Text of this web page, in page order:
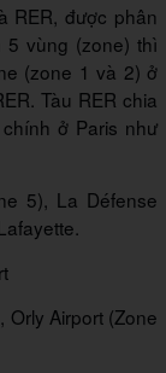
RER, được phân
5 vùng (zone) thì
(zone 1 và 2) ở
Tàu RER chia
ở Paris như
5), La Défense
Orly Airport (Zone